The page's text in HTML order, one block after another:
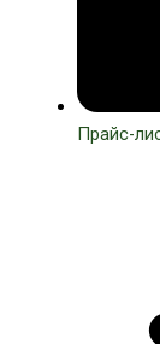
Прайс-